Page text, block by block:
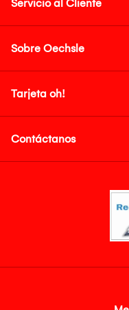
Servicio al Cliente
Sobre Oechsle
Tarjeta oh!
Contáctanos